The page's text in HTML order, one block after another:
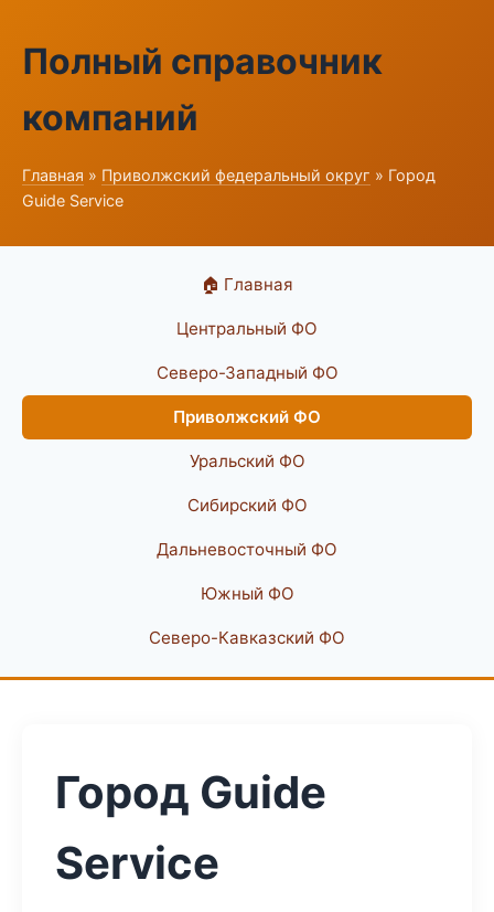
Полный справочник
компаний
Главная » Приволжский федеральный округ » Город
Guide Service
🏠 Главная
Центральный ФО
Северо-Западный ФО
Приволжский ФО
Уральский ФО
Сибирский ФО
Дальневосточный ФО
Южный ФО
Северо-Кавказский ФО
Город Guide
Service